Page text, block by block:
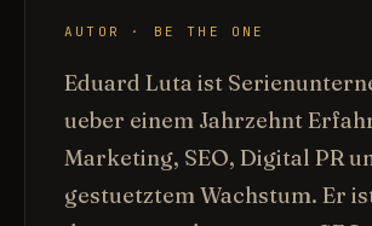
AUTOR · BE THE ONE
Eduard Luta ist
ueber einem Jahrzehnt
Marketing, SEO, Digital PR
gestuetztem Wachstum. Er